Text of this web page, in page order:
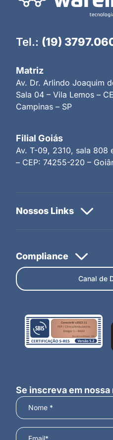
Tel.: (19)
Matriz
Av. Dr. Arlindo Joaquim
Sala 04 – Vila Lemos –
Campinas – SP
Filial Goiás
Av. T-09, 2310, sala 808
– CEP: 74255-220 –
Canal de
Se inscreva em